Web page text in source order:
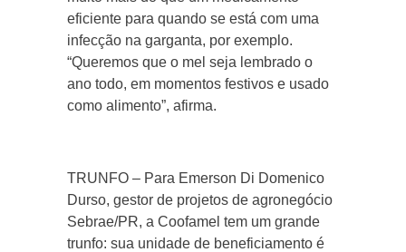
eficiente para quando se está com uma
infecção na garganta, por exemplo.
“Queremos que o mel seja lembrado o
ano todo, em momentos festivos e usado
como alimento”, afirma.
TRUNFO – Para Emerson Di Domenico
Durso, gestor de projetos de agronegócio
Sebrae/PR, a Coofamel tem um grande
trunfo: sua unidade de beneficiamento é